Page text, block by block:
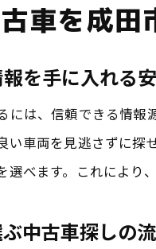
オ
車を成田
を手に入れる
には、信頼できる情
い車両を見逃さずに
選べます。これにより
中古車探しの